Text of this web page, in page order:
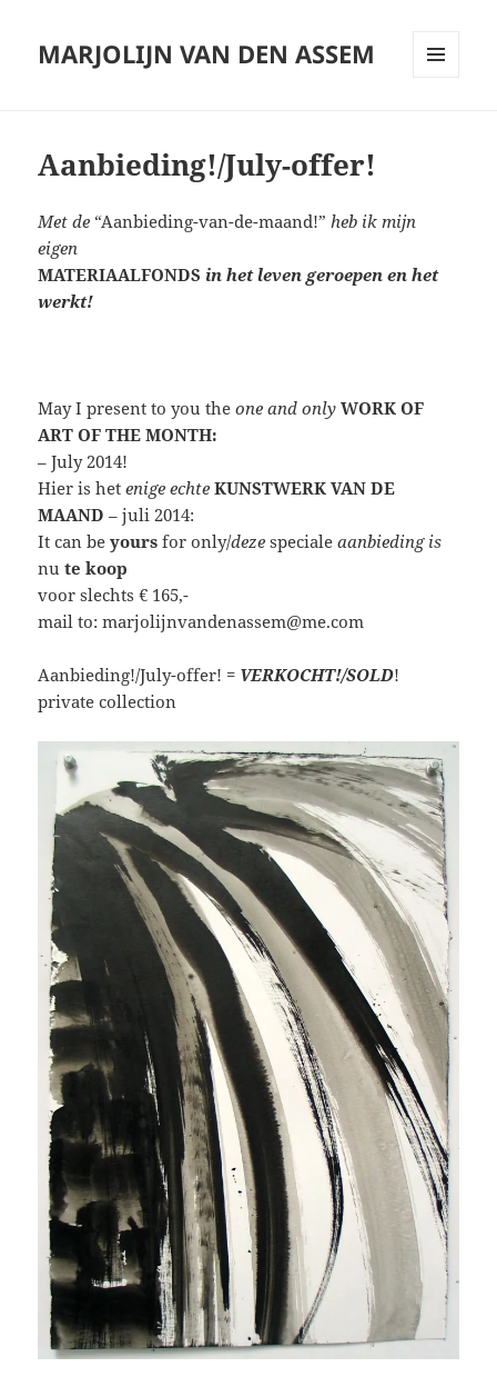
MARJOLIJN VAN DEN ASSEM
Aanbieding!/July-offer!
Met de “Aanbieding-van-de-maand!”heb ik mijn
eigen
MATERIAALFONDS in het leven geroepen en het
werkt!
May I present to you theone and onlyWORK OF
ART OF THE MONTH:
– July 2014!
Hier is hetenige echte KUNSTWERK VAN DE
MAAND – juli 2014:
It can beyours for only/dezespecialeaanbieding is
nute koop
voor slechts € 165,-
mail to: marjolijnvandenassem@me.com
Aanbieding!/July-offer! = VERKOCHT!/SOLD!
private collection